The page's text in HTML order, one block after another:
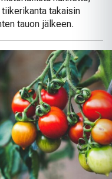
tiikerikanta takaisin
tauon jälkeen.